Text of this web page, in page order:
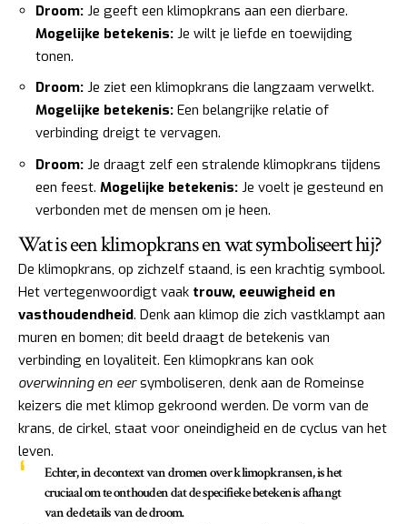
Droom: Je geeft een klimopkrans aan een dierbare.
Mogelijke betekenis: Je wilt je liefde en toewijding
tonen.
Droom: Je ziet een klimopkrans die langzaam verwelkt.
Mogelijke betekenis: Een belangrijke relatie of
verbinding dreigt te vervagen.
Droom: Je draagt zelf een stralende klimopkrans tijdens
een feest. Mogelijke betekenis: Je voelt je gesteund en
verbonden met de mensen om je heen.
Wat is een klimopkrans en wat symboliseert hij?
De klimopkrans, op zichzelf staand, is een krachtig symbool.
Het vertegenwoordigt vaak trouw, eeuwigheid en
vasthoudendheid. Denk aan klimop die zich vastklampt aan
muren en bomen; dit beeld draagt de betekenis van
verbinding en loyaliteit. Een klimopkrans kan ook
overwinning en eersymboliseren, denk aan de Romeinse
keizers die met klimop gekroond werden. De vorm van de
krans, de cirkel, staat voor oneindigheid en de cyclus van het
leven.
Echter, in de context van dromen over klimopkransen, is het
cruciaal om te onthouden dat de specifieke betekenis afhangt
van de details van de droom.